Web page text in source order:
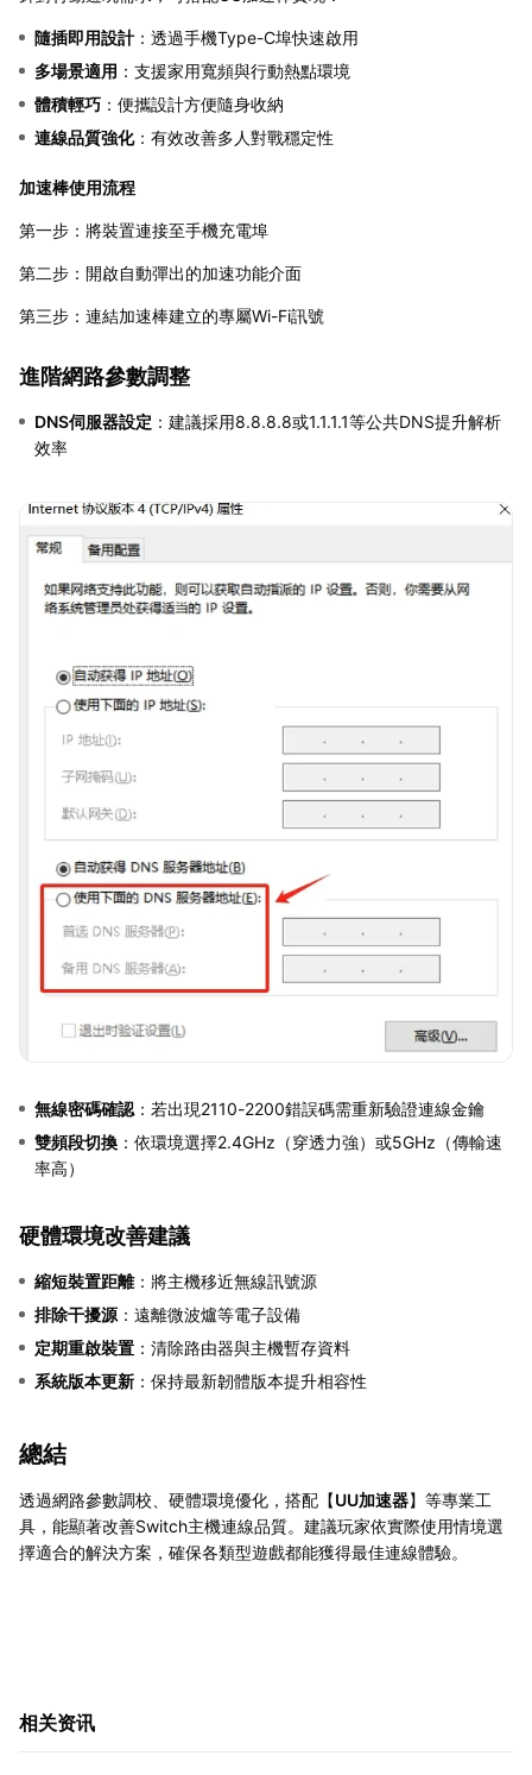
隨插即用設計：透過手機Type-C埠快速啟用
多場景適用 ：支援家用寬頻與行動熱點環境
體積輕巧 ：便攜設計方便隨身收納
連線品質強化：有效改善多人對戰穩定性
加速棒使用流程
第一步：將裝置連接至手機充電埠
第二步：開啟自動彈出的加速功能介面
第三步：連結加速棒建立的專屬Wi-Fi訊號
進階網路參數調整
DNS伺服器設定 ：建議採用8.8.8.8或1.1.1.1等公共DNS提升解析
效率
無線密碼確認 ：若出現2110-2200錯誤碼需重新驗證連線金鑰
雙頻段切換 ：依環境選擇2.4GHz（穿透力強）或5GHz（傳輸速
率高）
硬體環境改善建議
縮短裝置距離：將主機移近無線訊號源
排除干擾源 ：遠離微波爐等電子設備
定期重啟裝置 ：清除路由器與主機暫存資料
系統版本更新 ：保持最新韌體版本提升相容性
總結
透過網路參數調校、硬體環境優化，搭配【UU加速器】等專業工
具，能顯著改善Switch主機連線品質。建議玩家依實際使用情境選
擇適合的解決方案，確保各類型遊戲都能獲得最佳連線體驗。
相关资讯